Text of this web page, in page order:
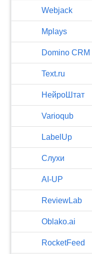
Webjack
Mplays
Domino CRM
Text.ru
НейроШтат
Varioqub
LabelUp
Слухи
AI-UP
ReviewLab
Oblako.ai
RocketFeed